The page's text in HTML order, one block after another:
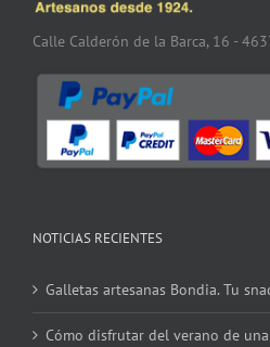
Calle Calderón de la Barca, 16 -
NOTICIAS RECIENTES
Galletas artesanas Bondia. Tu
Cómo disfrutar del verano de